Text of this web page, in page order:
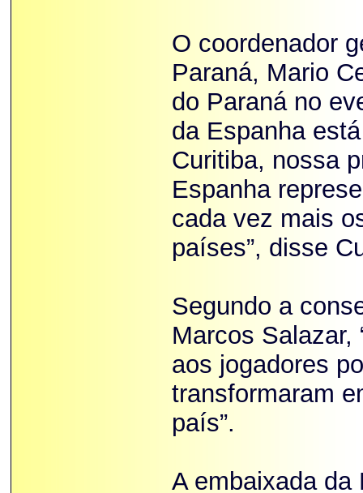
O coordenador
Paraná, Mario
do Paraná no
da Espanha
Curitiba, nossa
Espanha
cada vez mais
países”, disse
Segundo a
Marcos Salazar,
aos jogadores
transformaram
país”.
A embaixada da